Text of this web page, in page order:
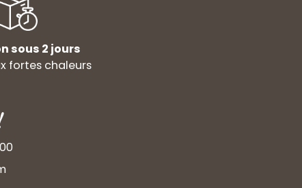
sous 2 jours
fortes chaleurs